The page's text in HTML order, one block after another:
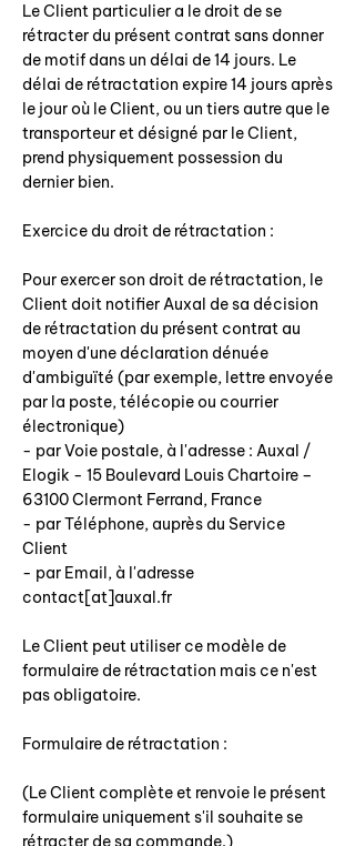
Le Client particulier a le droit de se
rétracter du présent contrat sans donner
de motif dans un délai de 14 jours. Le
délai de rétractation expire 14 jours après
le jour où le Client, ou un tiers autre que le
transporteur et désigné par le Client,
prend physiquement possession du
dernier bien.
Exercice du droit de rétractation :
Pour exercer son droit de rétractation, le
Client doit notifier Auxal de sa décision
de rétractation du présent contrat au
moyen d'une déclaration dénuée
d'ambiguïté (par exemple, lettre envoyée
par la poste, télécopie ou courrier
électronique)
- par Voie postale, à l'adresse : Auxal /
Elogik - 15 Boulevard Louis Chartoire –
63100 Clermont Ferrand, France
- par Téléphone, auprès du Service
Client
- par Email, à l'adresse
contact[at]auxal.fr
Le Client peut utiliser ce modèle de
formulaire de rétractation mais ce n'est
pas obligatoire.
Formulaire de rétractation :
(Le Client complète et renvoie le présent
formulaire uniquement s'il souhaite se
rétracter de sa commande.)